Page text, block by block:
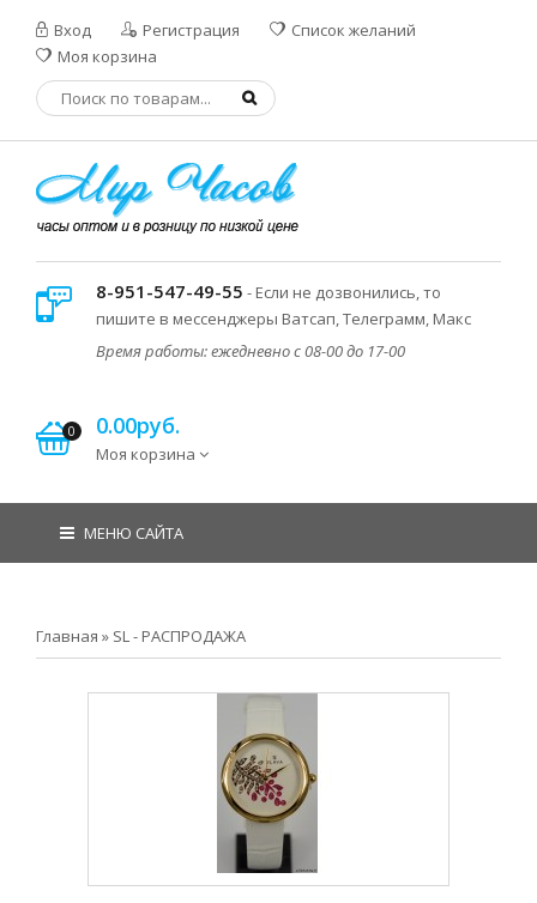
Вход Регистрация
Список желаний
Моя корзина
8-951-547-49-55 - Если не дозвонились, то
пишите в мессенджеры Ватсап, Телеграмм, Макс
Время работы: ежедневно с 08-00 до 17-00
0 0.00руб.
Моя корзина
МЕНЮ САЙТА
Главная » SL - РАСПРОДАЖА